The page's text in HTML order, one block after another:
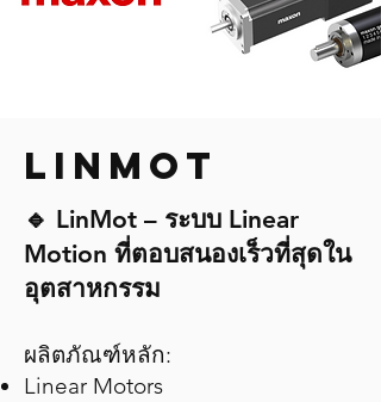
LINMOT
🔹 LinMot – ระบบ Linear
Motion ที่ตอบสนองเร็วที่สุดใน
อุตสาหกรรม
ผลิตภัณฑ์หลัก:
Linear Motors